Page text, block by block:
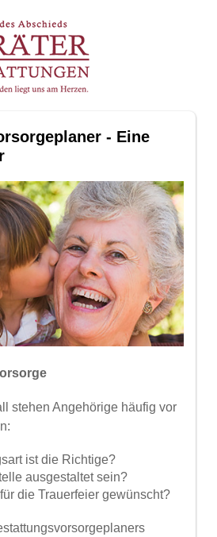
- Eine
stehen Angehörige häufig vor
ist die Richtige?
ausgestaltet sein?
die Trauerfeier gewünscht?